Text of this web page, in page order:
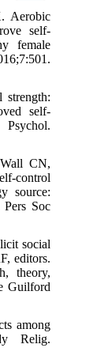
Aerobic
self-
female
strength:
self-
CN,
control
source:
Pers Soc
social
editors.
theory,
Guilford
among
Relig.